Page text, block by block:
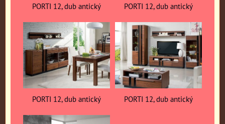
PORTI 12, dub antický PORTI 12, dub antický
PORTI 12, dub antický PORTI 12, dub antický